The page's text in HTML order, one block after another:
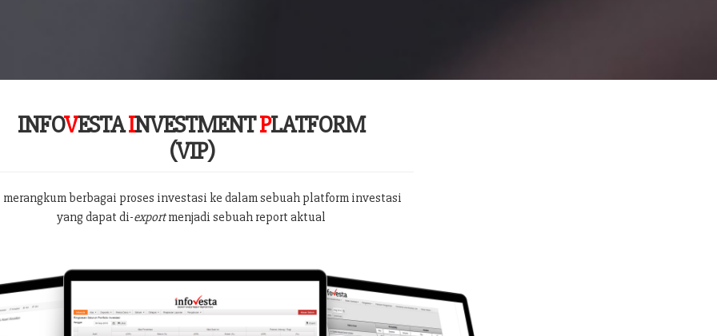
INFOVESTAINVESTMENTPLATFORM
(VIP)
merangkum berbagai proses investasi ke dalam sebuah platform investasi
yang dapat di-exportmenjadi sebuah report aktual